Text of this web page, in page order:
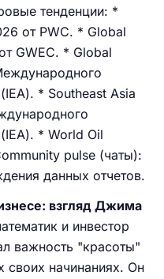
тенденции: *
от PWC. * Global
GWEC. * Global
(IEA). * Southeast Asia
(IEA). * World Oil
pulse (чаты):
данных отчетов.
взгляд Джима
и инвестор
важность "красоты"
своих начинаниях. Он